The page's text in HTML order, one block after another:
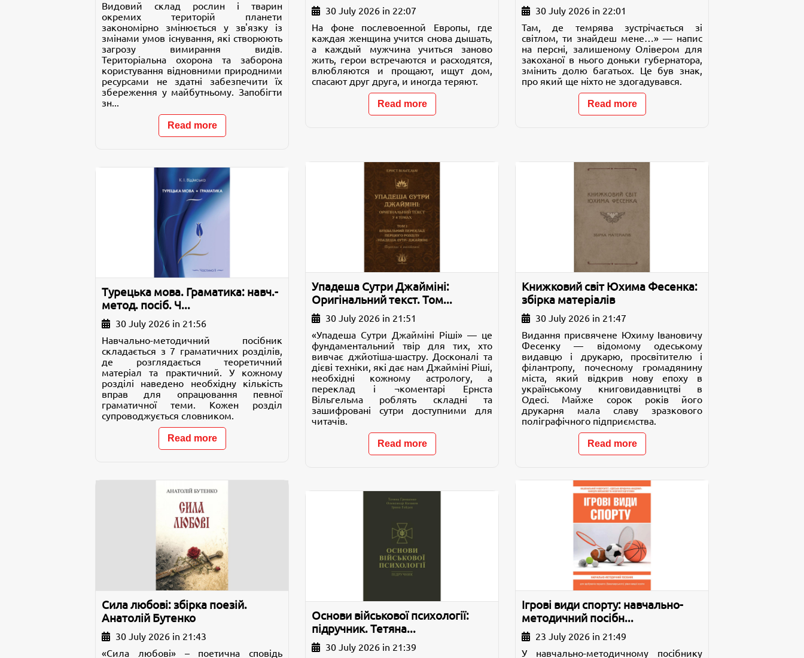
Видовий склад рослин і тварин
окремих територій планети
закономірно змінюється у зв'язку із
змінами умов існування, які створюють
загрозу вимирання видів.
Територіальна охорона та заборона
користування відновними природними
ресурсами не здатні забезпечити їх
збереження у майбутньому. Запобігти
зн...
Read more
30 July 2026 in 22:07
На фоне послевоенной Европы, где
каждая женщина учится снова дышать,
а каждый мужчина учиться заново
жить, герои встречаются и расходятся,
влюбляются и прощают, ищут дом,
спасают друг друга, и иногда теряют.
Read more
30 July 2026 in 22:01
Там, де темрява зустрічається зі
світлом, ти знайдеш мене…» — напис
на персні, залишеному Олівером для
закоханої в нього доньки губернатора,
змінить долю багатьох. Це був знак,
про який ще ніхто не здогадувався.
Read more
Турецька мова. Граматика: навч.-
метод. посіб. Ч...
30 July 2026 in 21:56
Навчально-методичний посібник
складається з 7 граматичних розділів,
де розглядається теоретичний
матеріал та практичний. У кожному
розділі наведено необхідну кількість
вправ для опрацювання певної
граматичної теми. Кожен розділ
супроводжується словником.
Read more
Упадеша Сутри Джайміні:
Оригінальний текст. Том...
30 July 2026 in 21:51
«Упадеша Сутри Джайміні Ріші» — це
фундаментальний твір для тих, хто
вивчає джйотіша-шастру. Досконалі та
дієві техніки, які дає нам Джайміні Ріші,
необхідні кожному астрологу, а
переклад і ¬коментарі Ернста
Вільгельма роблять складні та
зашифровані сутри доступними для
читачів.
Read more
Книжковий світ Юхима Фесенка:
збірка матеріалів
30 July 2026 in 21:47
Видання присвячене Юхиму Івановичу
Фесенку — відомому одеському
видавцю і друкарю, просвітителю і
філантропу, почесному громадянину
міста, який відкрив нову епоху в
українському книговидавництві в
Одесі. Майже сорок років його
друкарня мала славу зразкового
поліграфічного підприємства.
Read more
Сила любові: збірка поезій.
Анатолій Бутенко
30 July 2026 in 21:43
«Сила любові» – поетична сповідь
Основи військової психології:
підручник. Тетяна...
30 July 2026 in 21:39
Ігрові види спорту: навчально-
методичний посібн...
23 July 2026 in 21:49
У навчально-методичному посібнику